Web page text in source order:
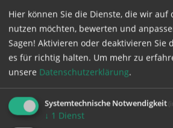
GESCHÜTZTER BEREICH
Bitte melden Sie sich mit Ihrem
und Passwort an.
Benutzername
Hier können Sie die Dienste, die wir auf
nutzen möchten, bewerten und
Sagen! Aktivieren oder deaktivieren Sie
es für richtig halten. Um mehr zu
unsere Datenschutzerklärung.
Systemtechnische Notwendigkeit
↓ 1 Dienst